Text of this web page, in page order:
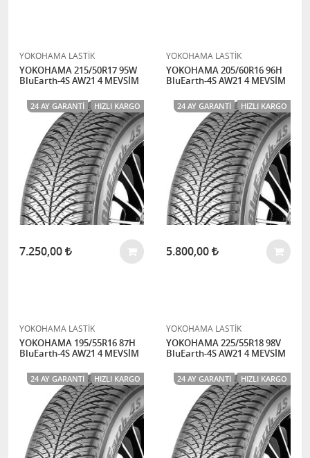
YOKOHAMA LASTİK
YOKOHAMA 215/50R17 95W
BluEarth-4S AW21 4 MEVSİM
24 AY GARANTI HIZLI KARGO
7.250,00
YOKOHAMA LASTİK
YOKOHAMA 205/60R16 96H
BluEarth-4S AW21 4 MEVSİM
24 AY GARANTI HIZLI KARGO
5.800,00
YOKOHAMA LASTİK
YOKOHAMA 195/55R16 87H
BluEarth-4S AW21 4 MEVSİM
24 AY GARANTI HIZLI KARGO
YOKOHAMA LASTİK
YOKOHAMA 225/55R18 98V
BluEarth-4S AW21 4 MEVSİM
24 AY GARANTI HIZLI KARGO